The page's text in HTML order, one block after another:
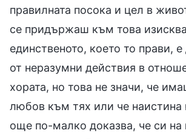
правилната посока и цел в
се придържаш към това
единственото, което то прави,
от неразумни действия в
хората, но това не значи, че
любов към тях или че
още по-малко доказва, че си на